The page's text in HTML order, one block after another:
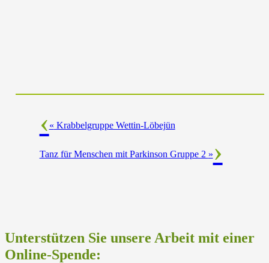
« Krabbelgruppe Wettin-Löbejün
Tanz für Menschen mit Parkinson Gruppe 2 »
Unterstützen Sie unsere Arbeit mit einer
Online-Spende: